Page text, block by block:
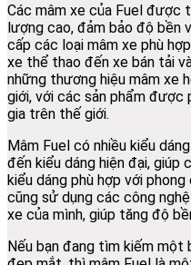
Các mâm xe của Fuel được
lượng cao, đảm bảo độ bền
cấp các loại mâm xe phù
xe thể thao đến xe bán tải
những thương hiệu mâm xe
giới, với các sản phẩm được
gia trên thế giới.
Mâm Fuel có nhiều kiểu
đến kiểu dáng hiện đại,
kiểu dáng phù hợp với
cũng sử dụng các công
xe của mình, giúp tăng độ
Nếu bạn đang tìm kiếm một